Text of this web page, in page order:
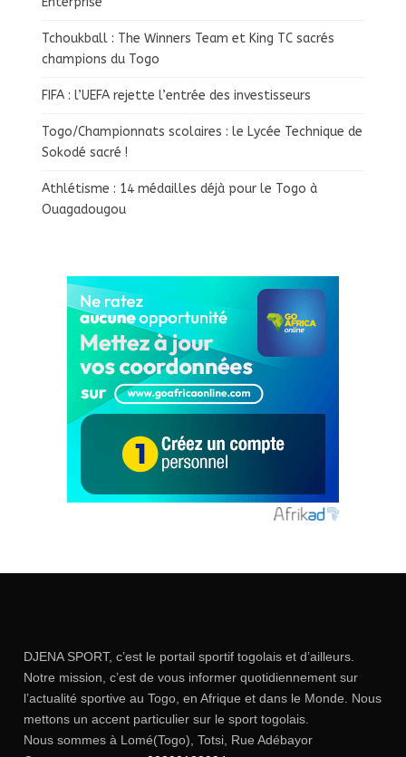
Tchoukball : The Winners Team et King TC sacrés
champions du Togo
FIFA : l’UEFA rejette l’entrée des investisseurs
Togo/Championnats scolaires : le Lycée Technique de
Sokodé sacré !
Athlétisme : 14 médailles déjà pour le Togo à
Ouagadougou
DJENA SPORT, c’est le portail sportif togolais et d’ailleurs.
Notre mission, c’est de vous informer quotidiennement sur
l’actualité sportive au Togo, en Afrique et dans le Monde. Nous
mettons un accent particulier sur le sport togolais.
Nous sommes à Lomé(Togo), Totsi, Rue Adébayor